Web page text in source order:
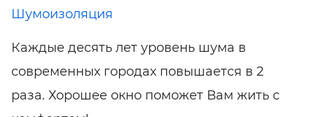
Шумоизоляция
Каждые десять лет уровень шума в
современных городах повышается в 2
раза. Хорошее окно поможет Вам жить с